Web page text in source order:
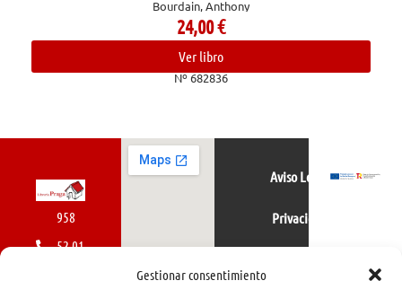
Gestionar consentimiento
Nº 682836
958
52 01
Aviso Legal
Privacidad